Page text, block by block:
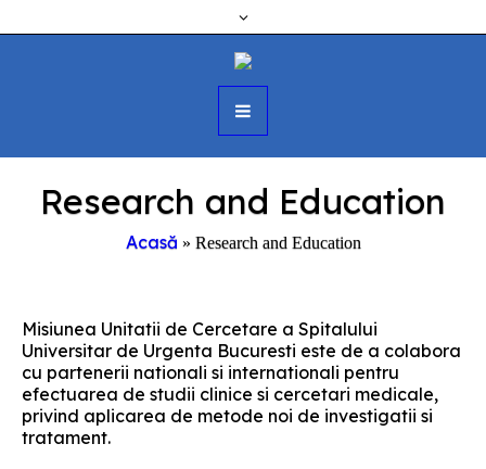
Research and Education
Acasă » Research and Education
Misiunea Unitatii de Cercetare a Spitalului
Universitar de Urgenta Bucuresti este de a colabora
cu partenerii nationali si internationali pentru
efectuarea de studii clinice si cercetari medicale,
privind aplicarea de metode noi de investigatii si
tratament.